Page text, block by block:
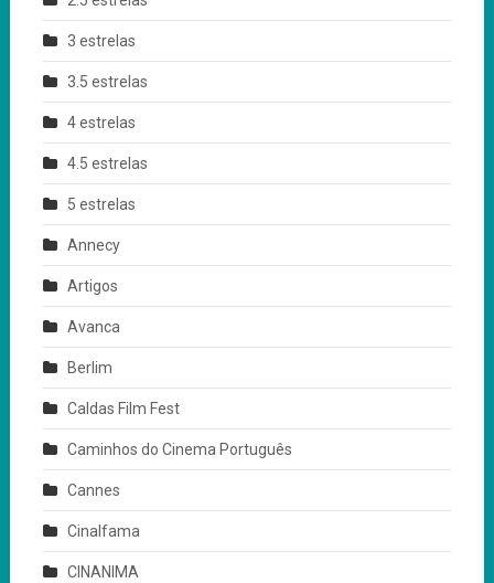
3 estrelas
3.5 estrelas
4 estrelas
4.5 estrelas
5 estrelas
Annecy
Artigos
Avanca
Berlim
Caldas Film Fest
Caminhos do Cinema Português
Cannes
Cinalfama
CINANIMA